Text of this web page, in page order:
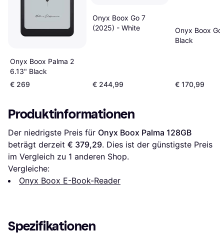
Onyx Boox Palma 2
6.13" Black
€ 269
Onyx Boox Go 7
(2025) - White
€ 244,99
Onyx Boox
Black
€ 170,99
Produktinformationen
Der niedrigste Preis für Onyx Boox Palma 128GB
beträgt derzeit € 379,29. Dies ist der günstigste Preis
im Vergleich zu 1 anderen Shop.
Vergleiche:
Onyx Boox E-Book-Reader
Spezifikationen